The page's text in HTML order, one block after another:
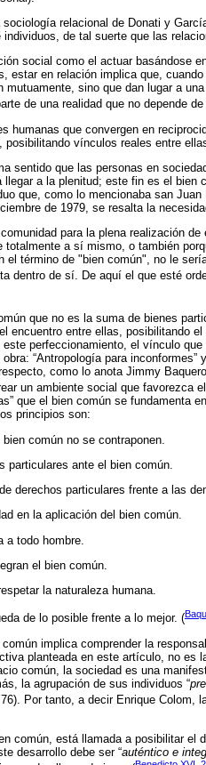
relacional de Donati y
de tal suerte que las
social como el actuar basándose
estar en relación implica que,
mutuamente, sino que dan lugar a
de una realidad que no depende
humanas que convergen en
posibilitando vínculos reales entre
sentido que las personas en
llegar a la plenitud; este fin es el
que, como lo mencionaba san
de 1979, se resalta la
para la plena realización
totalmente a sí mismo, o también
el término de "bien común", no le
dentro de sí. De aquí el que esté
que no es la suma de bienes
encuentro entre ellas, posibilitando
este perfeccionamiento, el vínculo
“Antropología para
como lo anota Jimmy
un ambiente social que favorezca el
que el bien común se fundamenta
principios son:
común no se contraponen.
particulares ante el bien común.
derechos particulares frente a las
en la aplicación del bien común.
a todo hombre.
el bien común.
la naturaleza humana.
de lo posible frente a lo mejor. (
implica comprender la
planteada en este artículo, no es
común, la sociedad es una
la agrupación de sus individuos “
Por tanto, a decir Enrique Colom,
común, está llamada a posibilitar el
desarrollo debe ser “auténtico e